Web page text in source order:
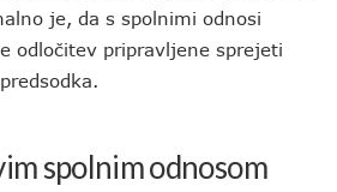
je, da s spolnimi odnosi
odločitev pripravljene sprejeti
spolnim odnosom